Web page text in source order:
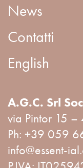
News
Contatti
English
A.G.C. Srl
via Pintor 15
Ph: +39 059
info@essent-